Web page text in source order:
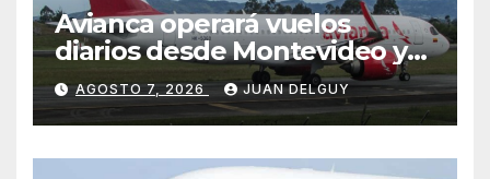
Avianca operará vuelos
diarios desde Montevideo y
Asunción hacia Bogotá
AGOSTO 7, 2026 JUAN DELGUY